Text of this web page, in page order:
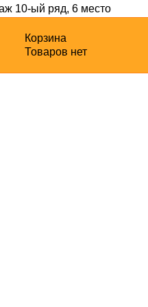
10-ый ряд, 6 место
Корзина
Товаров нет